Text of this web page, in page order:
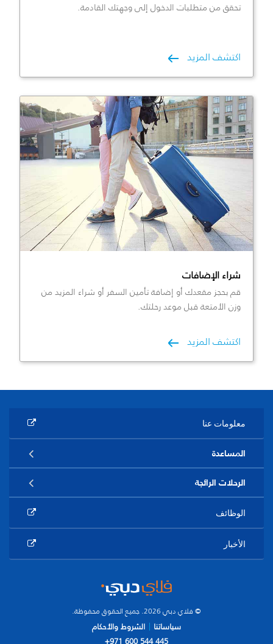
تحقق من متطلبات الدخول إلى وجهتك القادمة.
اكتشف المزيد
شراء الإضافات
قم بحجز مقعدك أو إضافة تأمين السفر أو شراء المزيد من
وزن الأمتعة قبل موعد رحلتك.
اكتشف المزيد
© فلاي دبي 2026. جميع الحقوق محفوظة.
سياساتنا
الشروط والأحكام
معلومات عنا
المساعدة
الرحلات الرائجة
الوظائف
الأخبار